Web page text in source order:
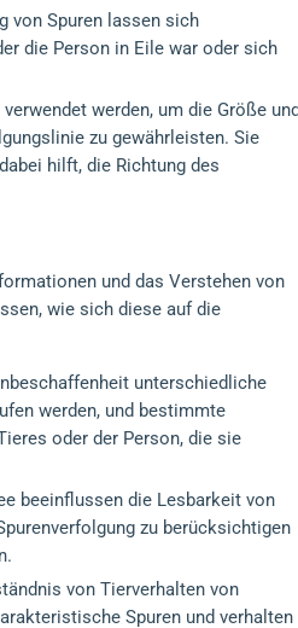
von Spuren lassen sich
die Person in Eile war oder sich
werden, um die Größe
zu gewährleisten. Sie
hilft, die Richtung des
und das Verstehen von
wie sich diese auf die
unterschiedliche
werden, und bestimmte
oder der Person, die sie
beeinflussen die Lesbarkeit von
zu berücksichtigen
von Tierverhalten von
Spuren und verhalten